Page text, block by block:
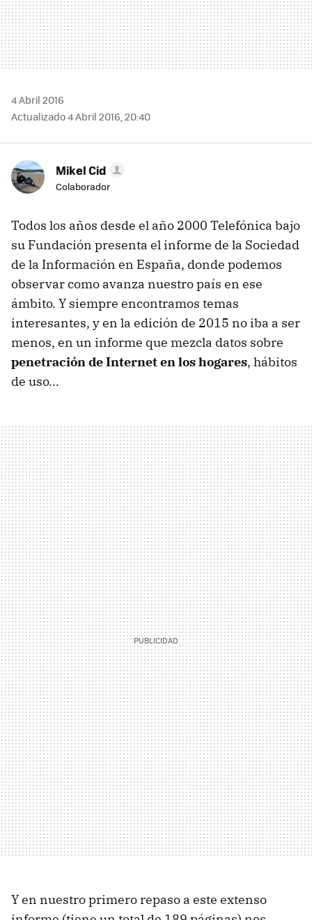
4 Abril 2016
Actualizado 4 Abril 2016, 20:40
Mikel Cid
Colaborador
Todos los años desde el año 2000 Telefónica bajo
su Fundación presenta el informe de la Sociedad
de la Información en España, donde podemos
observar como avanza nuestro país en ese
ámbito. Y siempre encontramos temas
interesantes, y en la edición de 2015 no iba a ser
menos, en un informe que mezcla datos sobre
penetración de Internet en los hogares, hábitos
de uso...
Y en nuestro primero repaso a este extenso